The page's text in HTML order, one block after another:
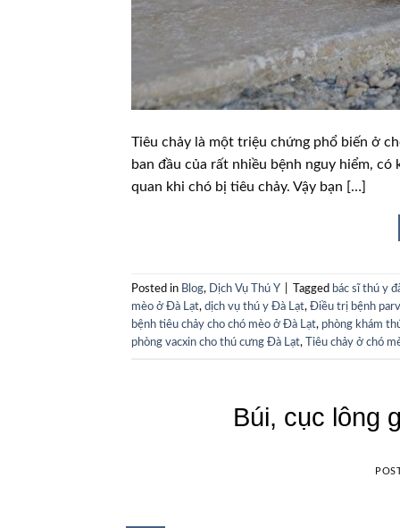
Tiêu chảy là một triệu chứng phổ biến ở
ban đầu của rất nhiều bệnh nguy hiểm,
quan khi chó bị tiêu chảy. Vậy bạn […]
Posted in Blog, Dịch Vụ Thú Y Tagged bác sĩ thú y
mèo ở Đà Lạt, dịch vụ thú y Đà Lạt, Điều trị bệnh
bệnh tiêu chảy cho chó mèo ở Đà Lạt, phòng khám
phòng vacxin cho thú cưng Đà Lạt, Tiêu chảy ở chó
Búi, cục lông